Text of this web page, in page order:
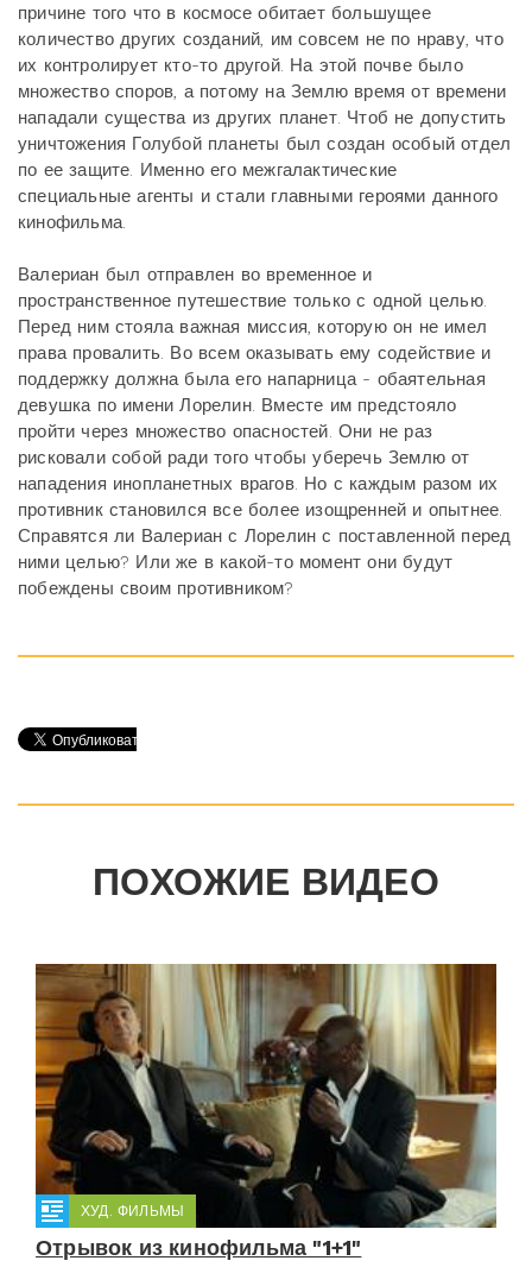
причине того что в космосе обитает большущее
количество других созданий, им совсем не по нраву, что
их контролирует кто-то другой. На этой почве было
множество споров, а потому на Землю время от времени
нападали существа из других планет. Чтоб не допустить
уничтожения Голубой планеты был создан особый отдел
по ее защите. Именно его межгалактические
специальные агенты и стали главными героями данного
кинофильма.
Валериан был отправлен во временное и
пространственное путешествие только с одной целью.
Перед ним стояла важная миссия, которую он не имел
права провалить. Во всем оказывать ему содействие и
поддержку должна была его напарница - обаятельная
девушка по имени Лорелин. Вместе им предстояло
пройти через множество опасностей. Они не раз
рисковали собой ради того чтобы уберечь Землю от
нападения инопланетных врагов. Но с каждым разом их
противник становился все более изощренней и опытнее.
Справятся ли Валериан с Лорелин с поставленной перед
ними целью? Или же в какой-то момент они будут
побеждены своим противником?
ПОХОЖИЕ ВИДЕО
ХУД. ФИЛЬМЫ
Отрывок из кинофильма "1+1"